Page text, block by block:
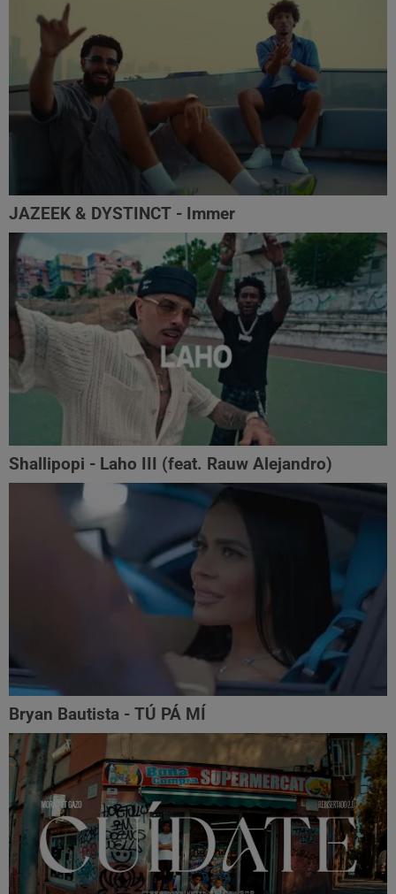
JAZEEK & DYSTINCT - Immer
Shallipopi - Laho III (feat. Rauw Alejandro)
Bryan Bautista - TÚ PÁ MÍ